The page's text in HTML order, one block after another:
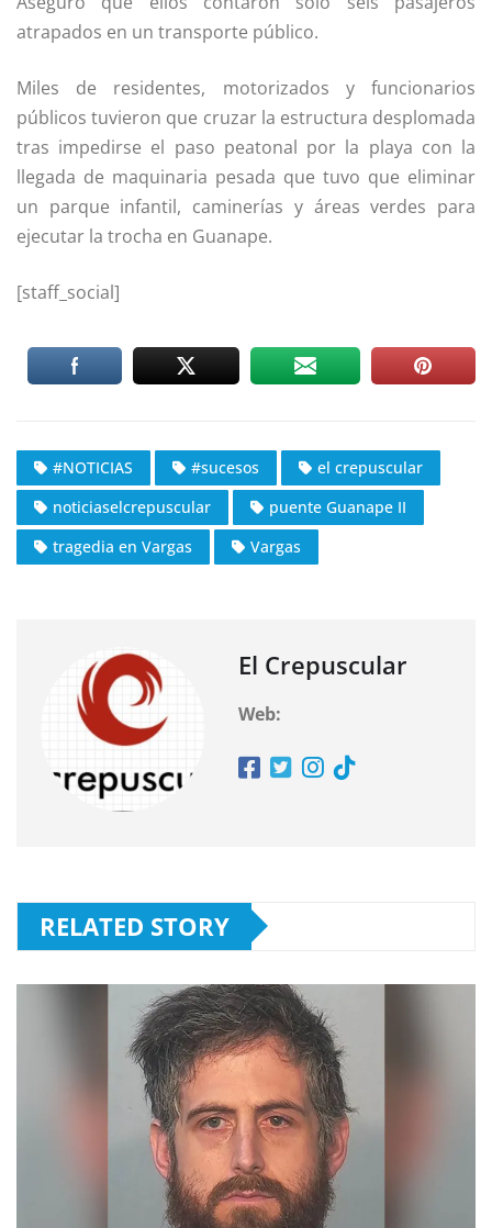
atrapados en un transporte público.
Miles de residentes, motorizados y funcionarios
públicos tuvieron que cruzar la estructura desplomada
tras impedirse el paso peatonal por la playa con la
llegada de maquinaria pesada que tuvo que eliminar
un parque infantil, caminerías y áreas verdes para
ejecutar la trocha en Guanape.
[staff_social]
#NOTICIAS #sucesos
el crepuscular
noticiaselcrepuscular
puente Guanape II
tragedia en Vargas
Vargas
El Crepuscular
Web:
RELATED STORY